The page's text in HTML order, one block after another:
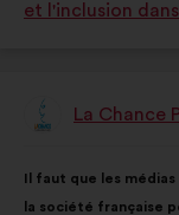
et l'inclusion
EhdotusLa Chance
sisältö:
Il faut que les
la société française
jakautuminen: